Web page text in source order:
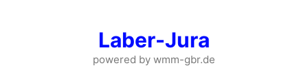
Laber-Jura
powered by wmm-gbr.de